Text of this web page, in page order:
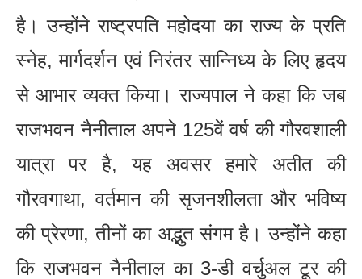
है। उन्होंने राष्ट्रपति महोदया का राज्य के प्रति
स्नेह, मार्गदर्शन एवं निरंतर सान्निध्य के लिए हृदय
से आभार व्यक्त किया। राज्यपाल ने कहा कि जब
राजभवन नैनीताल अपने 125वें वर्ष की गौरवशाली
यात्रा पर है, यह अवसर हमारे अतीत की
गौरवगाथा, वर्तमान की सृजनशीलता और भविष्य
की प्रेरणा, तीनों का अद्भुत संगम है। उन्होंने कहा
कि राजभवन नैनीताल का 3-डी वर्चुअल टूर की